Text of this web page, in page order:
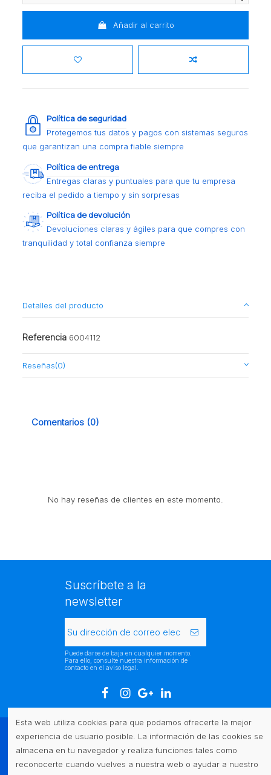
Añadir al carrito
Política de seguridad
Protegemos tus datos y pagos con sistemas seguros
que garantizan una compra fiable siempre
Política de entrega
Entregas claras y puntuales para que tu empresa
reciba el pedido a tiempo y sin sorpresas
Política de devolución
Devoluciones claras y ágiles para que compres con
tranquilidad y total confianza siempre
Detalles del producto
Referencia 6004112
Reseñas(0)
Comentarios (0)
No hay reseñas de clientes en este momento.
Suscríbete a la
newsletter
Puede darse de baja en cualquier momento.
Para ello, consulte nuestra información de
contacto en el aviso legal.
Atención al cliente
Esta web utiliza cookies para que podamos ofrecerte la mejor
experiencia de usuario posible. La información de las cookies se
almacena en tu navegador y realiza funciones tales como
reconocerte cuando vuelves a nuestra web o ayudar a nuestro